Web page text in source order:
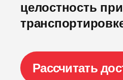
целостность при
Рассчитать